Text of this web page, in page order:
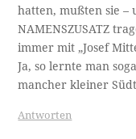
hatten, mußten sie –
NAMENSZUSATZ
immer mit „Josef
Ja, so lernte man
mancher kleiner
Antworten